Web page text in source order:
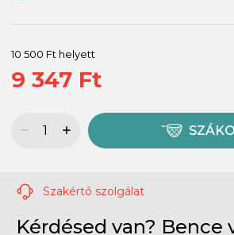
10 500 Ft helyett
9 347 Ft
Szakértő szolgálat
Kérdésed van? Bence